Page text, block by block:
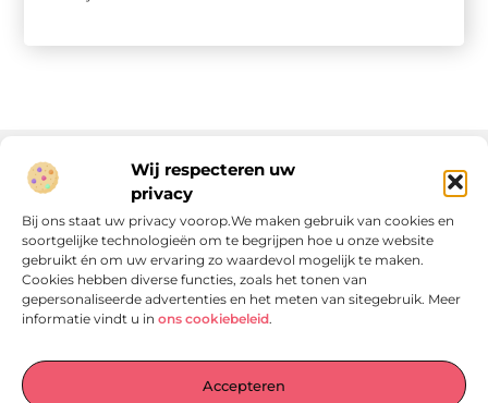
Wij respecteren uw
privacy
Bij ons staat uw privacy voorop.We maken gebruik van cookies en
soortgelijke technologieën om te begrijpen hoe u onze website
gebruikt én om uw ervaring zo waardevol mogelijk te maken.
Cookies hebben diverse functies, zoals het tonen van
gepersonaliseerde advertenties en het meten van sitegebruik. Meer
informatie vindt u in ons cookiebeleid.
Accepteren
zetten
, praktische tips waar je écht iets aan hebt en artikelen
Onze informatie